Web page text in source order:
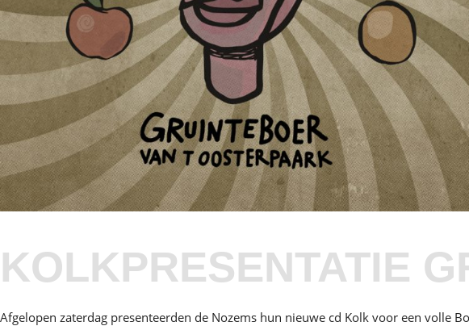
KOLKPRESENTATIE
Afgelopen zaterdag presenteerden de Nozems hun nieuwe cd Kolk voor een volle